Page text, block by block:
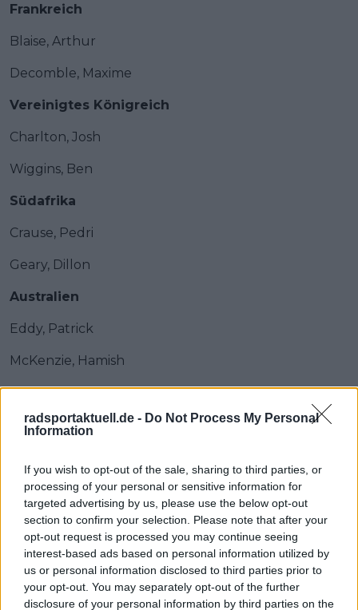
radsportaktuell.de - Do Not Process My Personal
Information
If you wish to opt-out of the sale, sharing to third parties, or
processing of your personal or sensitive information for
targeted advertising by us, please use the below opt-out
section to confirm your selection. Please note that after your
opt-out request is processed you may continue seeing
interest-based ads based on personal information utilized by
us or personal information disclosed to third parties prior to
your opt-out. You may separately opt-out of the further
disclosure of your personal information by third parties on the
Frankreich
Blaise, Arthur
Decomble, Maxime
Vereinigtes Königreich
Charlton, Josh
Wiggins, Ben
Südafrika
Crause, Pedri
Geary, Dillon
Australien
Eddy, Patrick
McKenzie, Hamish
Ukraine
Simon, Semen
Spanien
Beloki, Markel
Romeo, Iván
Kolumbien